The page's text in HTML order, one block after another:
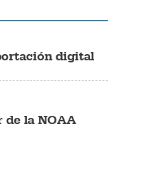
digital
de la NOAA